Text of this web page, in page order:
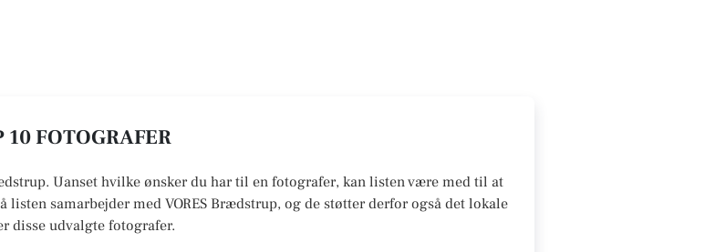
FOTOGRAFER
Uanset hvilke ønsker du har til en fotografer, kan listen være med til at
samarbejder med VORES Brædstrup, og de støtter derfor også det lokale
disse udvalgte fotografer.